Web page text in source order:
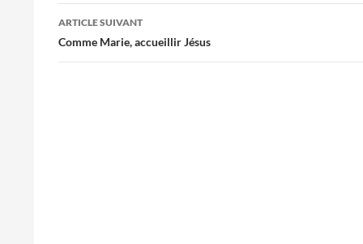
articles
ARTICLE SUIVANT
Comme Marie, accueillir Jésus